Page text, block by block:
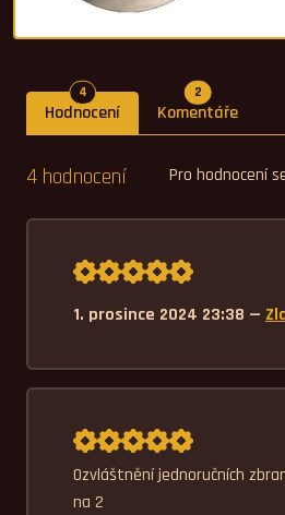
Hodnocení
4Počet hodnocení
Komentáře
2Počet
Pro hodnocení
4 hodnocení
Průměrné hodnocení 5,0.
1. prosince 2024 23:38 —
Průměrné hodnocení 5,0.
Ozvláštnění jednoručních
na 2